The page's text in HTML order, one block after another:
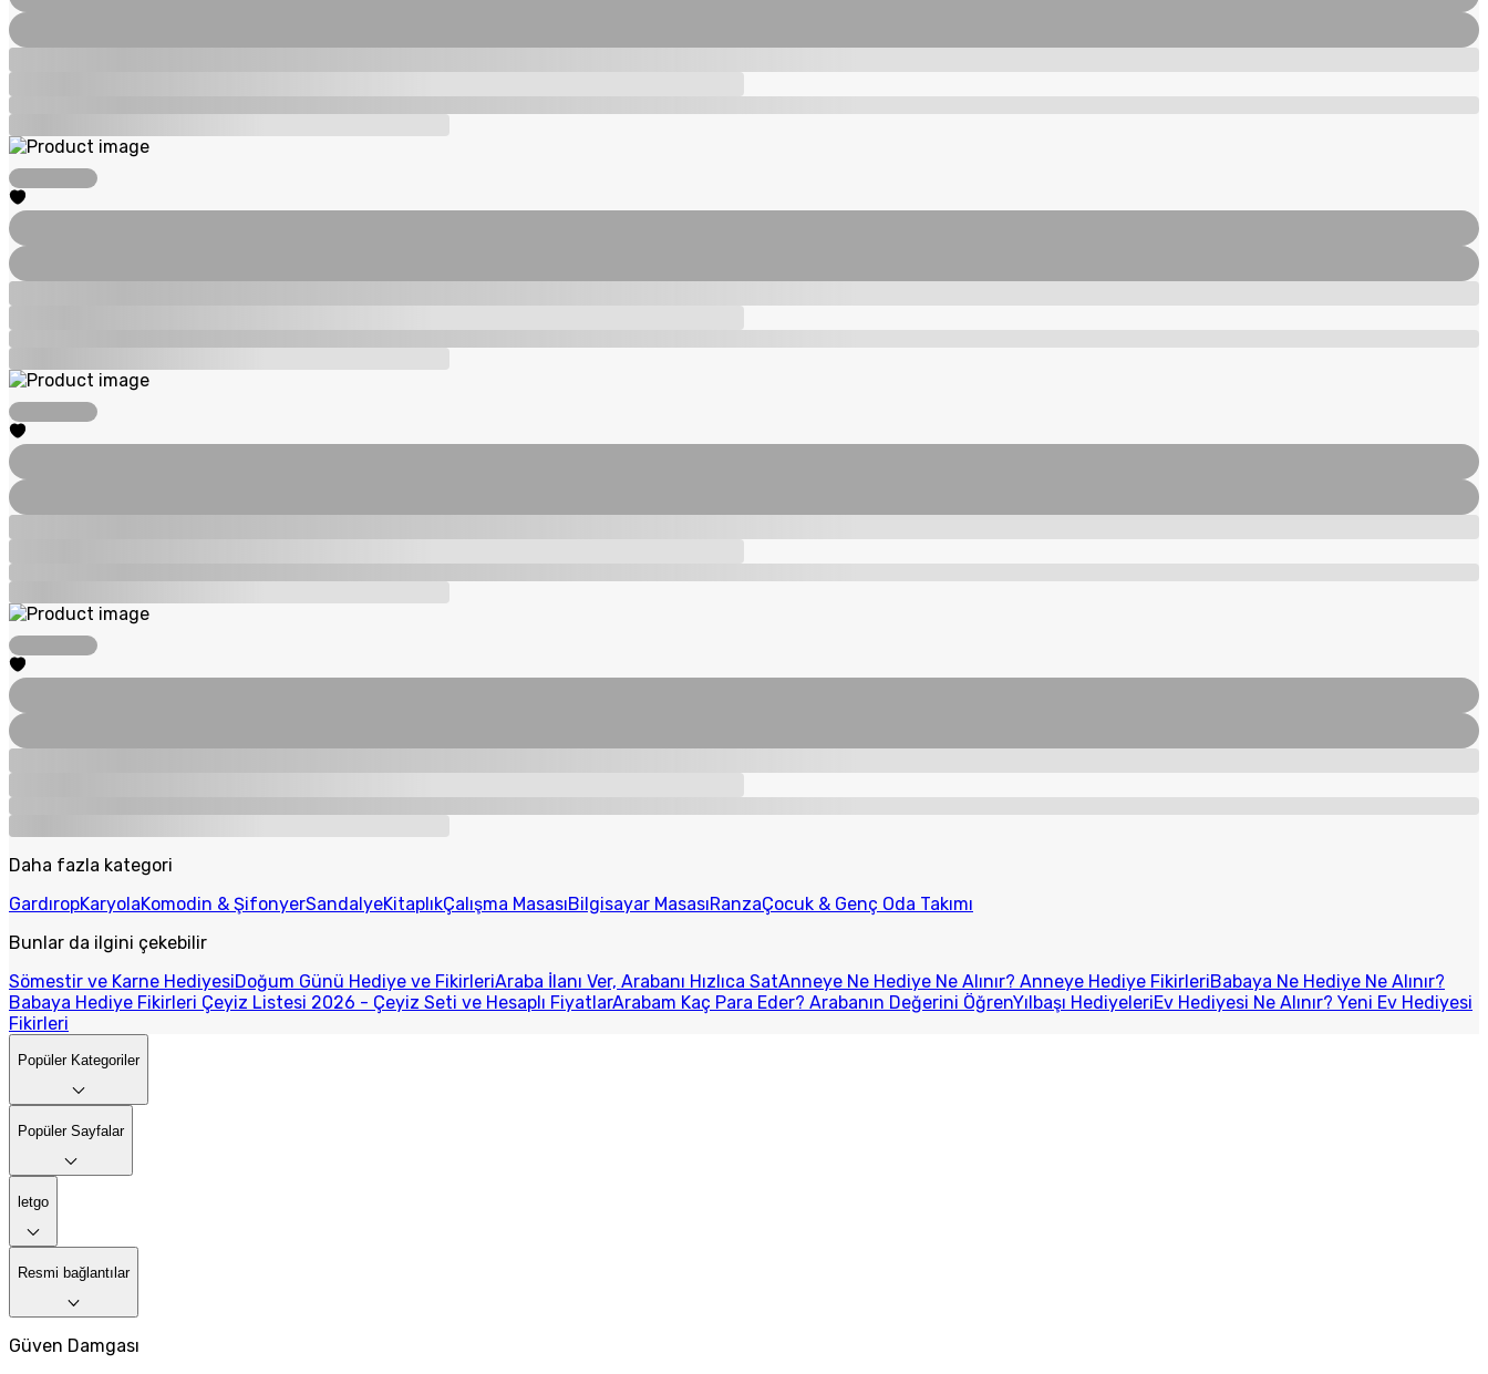
Daha fazla kategori
GardıropKaryolaKomodin & ŞifonyerSandalyeKitaplıkÇalışma MasasıBilgisayar MasasıRanzaÇocuk & Genç Oda Takımı
Bunlar da ilgini çekebilir
Sömestir ve Karne HediyesiDoğum Günü Hediye ve FikirleriAraba İlanı Ver, Arabanı Hızlıca SatAnneye Ne Hediye Ne Alınır? Anneye Hediye FikirleriBabaya Ne Hediye Ne Alınır?
Babaya Hediye Fikirleri Çeyiz Listesi 2026 - Çeyiz Seti ve Hesaplı FiyatlarArabam Kaç Para Eder? Arabanın Değerini ÖğrenYılbaşı HediyeleriEv Hediyesi Ne Alınır? Yeni Ev Hediyesi
Fikirleri
Popüler Kategoriler
Popüler Sayfalar
letgo
Resmi bağlantılar
Güven Damgası